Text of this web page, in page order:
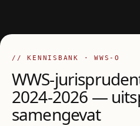
// KENNISBANK · WWS-O
WWS-
2024-2026 —
samengevat